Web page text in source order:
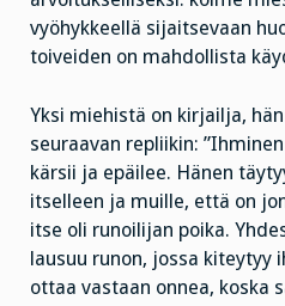
vyöhykkeellä sijaitsevaan
toiveiden on mahdollista
Yksi miehistä on kirjailja,
seuraavan repliikin:
kärsii ja epäilee. Hänen
itselleen ja muille, että on
itse oli runoilijan poika.
lausuu runon, jossa kiteytyy
ottaa vastaan onnea, koska